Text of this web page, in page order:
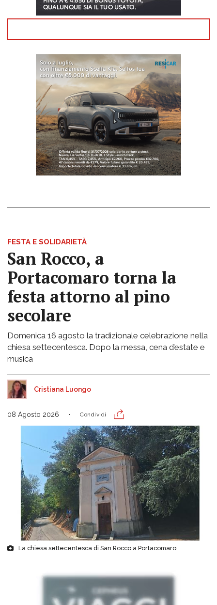
FESTA E SOLIDARIETÀ
San Rocco, a
Portacomaro torna la
festa attorno al pino
secolare
Domenica 16 agosto la tradizionale celebrazione nella
chiesa settecentesca. Dopo la messa, cena d’estate e
musica
Cristiana Luongo
08 Agosto 2026 Condividi
La chiesa settecentesca di San Rocco a Portacomaro